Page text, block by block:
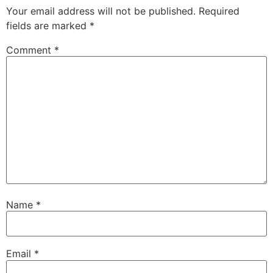
Your email address will not be published. Required
fields are marked *
Comment *
Name *
Email *